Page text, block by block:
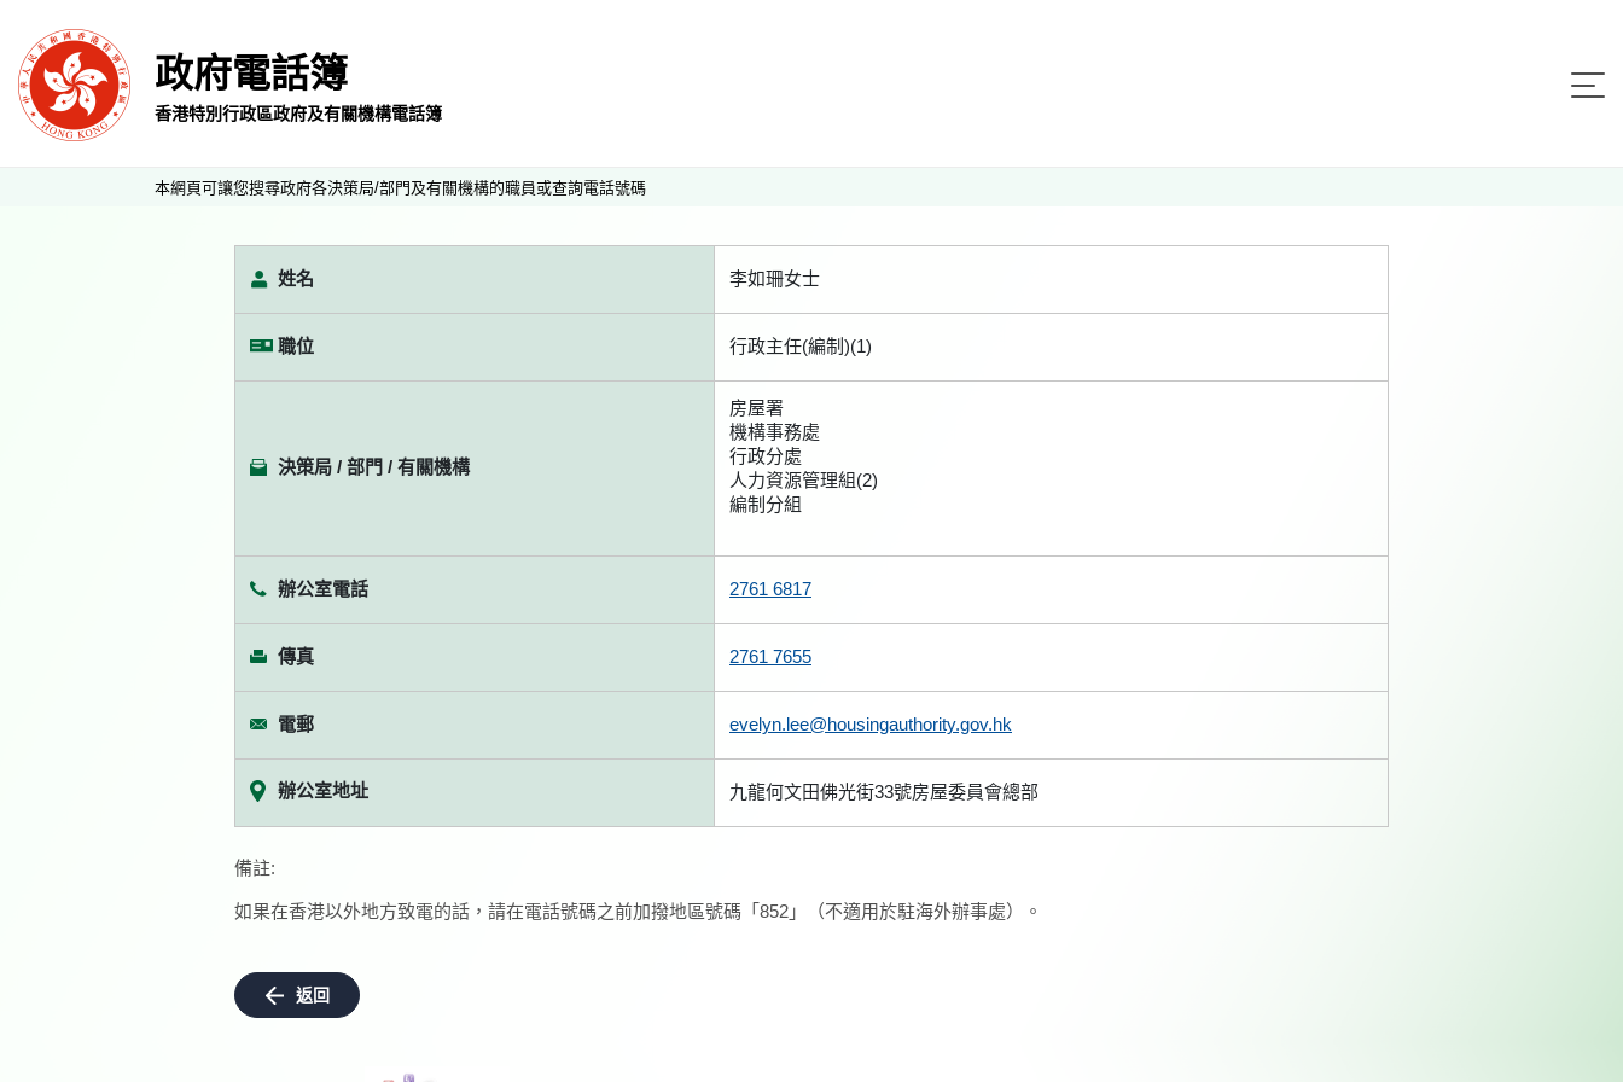
政府電話簿
香港特別行政區政府及有關機構電話簿
本網頁可讓您搜尋政府各決策局/部門及有關機構的職員或查詢電話號碼
姓名 李如珊女士
職位 行政主任(編制)(1)
決策局 / 部門 / 有關機構
房屋署
機構事務處
行政分處
人力資源管理組(2)
編制分組
辦公室電話 2761 6817
傳真 2761 7655
電郵 evelyn.lee@housingauthority.gov.hk
辦公室地址 九龍何文田佛光街33號房屋委員會總部
備註:
如果在香港以外地方致電的話，請在電話號碼之前加撥地區號碼「852」（不適用於駐海外辦事處）。
返回